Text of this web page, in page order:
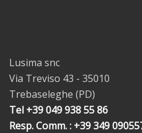
Lusima snc
Via Treviso 43 - 35010
Trebaseleghe (PD)
Tel +39 049 938 55 86
Resp. Comm. : +39 349